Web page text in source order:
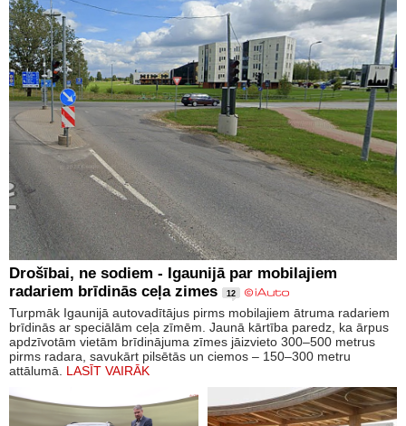
Drošībai, ne sodiem - Igaunijā par mobilajiem
radariem brīdinās ceļa zimes
12
Turpmāk Igaunijā autovadītājus pirms mobilajiem ātruma radariem
brīdinās ar speciālām ceļa zīmēm. Jaunā kārtība paredz, ka ārpus
apdzīvotām vietām brīdinājuma zīmes jāizvieto 300–500 metrus
pirms radara, savukārt pilsētās un ciemos – 150–300 metru
attālumā. LASĪT VAIRĀK